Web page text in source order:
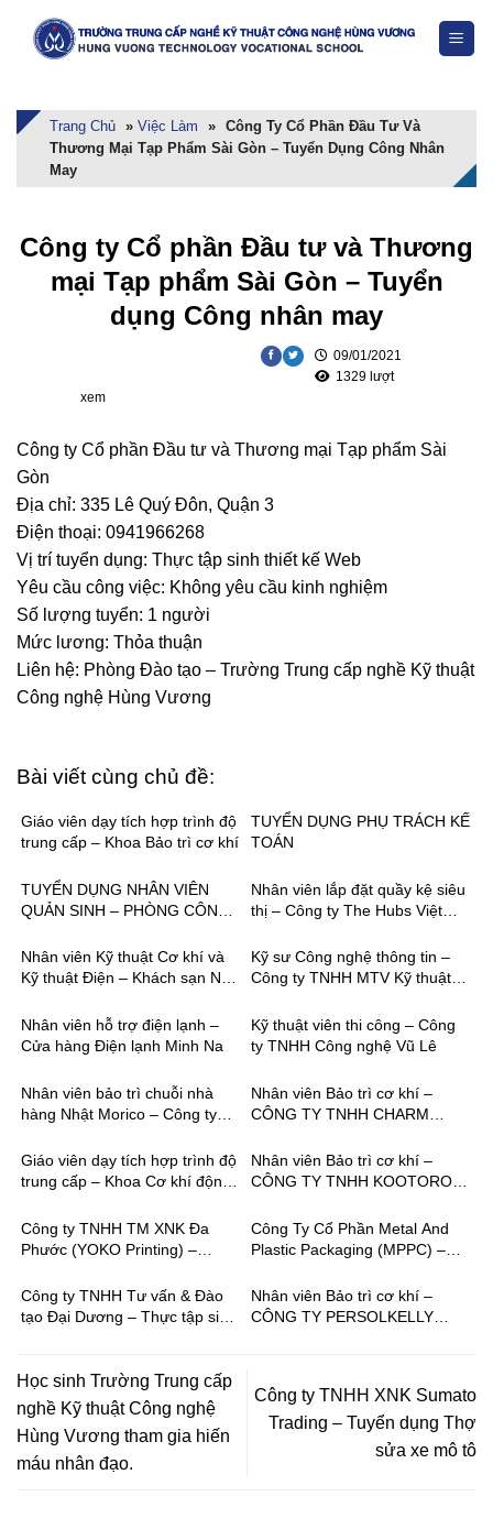
Trang Chủ » Việc Làm » Công Ty Cổ Phần Đầu Tư Và
Thương Mại Tạp Phẩm Sài Gòn – Tuyển Dụng Công Nhân
May
Công ty Cổ phần Đầu tư và Thương
mại Tạp phẩm Sài Gòn – Tuyển
dụng Công nhân may
09/01/2021
1329 lượt
xem
Công ty Cổ phần Đầu tư và Thương mại Tạp phẩm Sài
Gòn
Địa chỉ: 335 Lê Quý Đôn, Quận 3
Điện thoại: 0941966268
Vị trí tuyển dụng: Thực tập sinh thiết kế Web
Yêu cầu công việc: Không yêu cầu kinh nghiệm
Số lượng tuyển: 1 người
Mức lương: Thỏa thuận
Liên hệ: Phòng Đào tạo – Trường Trung cấp nghề Kỹ thuật
Công nghệ Hùng Vương
Bài viết cùng chủ đề:
Giáo viên dạy tích hợp trình độ
trung cấp – Khoa Bảo trì cơ khí
TUYỂN DỤNG PHỤ TRÁCH KẾ
TOÁN
TUYỂN DỤNG NHÂN VIÊN
QUẢN SINH – PHÒNG CÔNG
Nhân viên lắp đặt quầy kệ siêu
thị – Công ty The Hubs Việt
Nhân viên Kỹ thuật Cơ khí và
Kỹ thuật Điện – Khách sạn New
Kỹ sư Công nghệ thông tin –
Công ty TNHH MTV Kỹ thuật
Nhân viên hỗ trợ điện lạnh –
Cửa hàng Điện lạnh Minh Na
Kỹ thuật viên thi công – Công
ty TNHH Công nghệ Vũ Lê
Nhân viên bảo trì chuỗi nhà
hàng Nhật Morico – Công ty
Nhân viên Bảo trì cơ khí –
CÔNG TY TNHH CHARM
Giáo viên dạy tích hợp trình độ
trung cấp – Khoa Cơ khí động
Nhân viên Bảo trì cơ khí –
CÔNG TY TNHH KOOTORO
Công ty TNHH TM XNK Đa
Phước (YOKO Printing) –
Công Ty Cổ Phần Metal And
Plastic Packaging (MPPC) –
Công ty TNHH Tư vấn & Đào
tạo Đại Dương – Thực tập sinh
Nhân viên Bảo trì cơ khí –
CÔNG TY PERSOLKELLY
Học sinh Trường Trung cấp
nghề Kỹ thuật Công nghệ
Hùng Vương tham gia hiến
máu nhân đạo.
Công ty TNHH XNK Sumato
Trading – Tuyển dụng Thợ
sửa xe mô tô